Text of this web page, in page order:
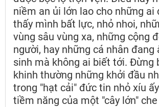
niềm an ủi lớn lao cho những ai
thấy mình bất lực, nhỏ nhoi,
vùng sâu vùng xa, những cộng
người, hay những cá nhân đang
sinh mà không ai biết tới. Đừng
khinh thường những khởi đầu
trong "hạt cải" đức tin nhỏ xíu
tiềm năng của một "cây lớn"